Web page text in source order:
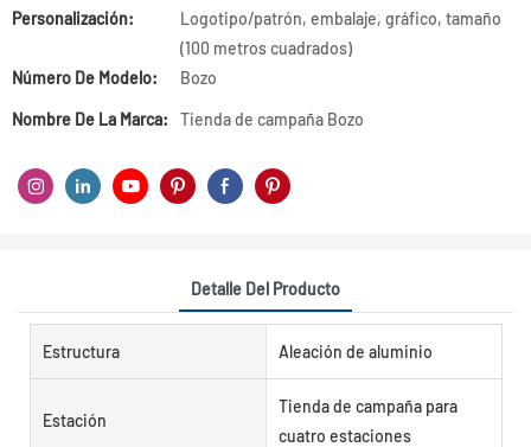
Personalización:
Logotipo/patrón, embalaje, gráfico, tamaño
(100 metros cuadrados)
Número De Modelo:
Bozo
Nombre De La Marca: Tienda de campaña Bozo
Detalle Del Producto
Estructura Aleación de aluminio
Estación
Tienda de campaña para
cuatro estaciones